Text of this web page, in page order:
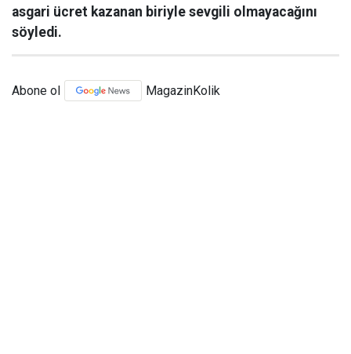
asgari ücret kazanan biriyle sevgili olmayacağını
söyledi.
Abone ol MagazinKolik